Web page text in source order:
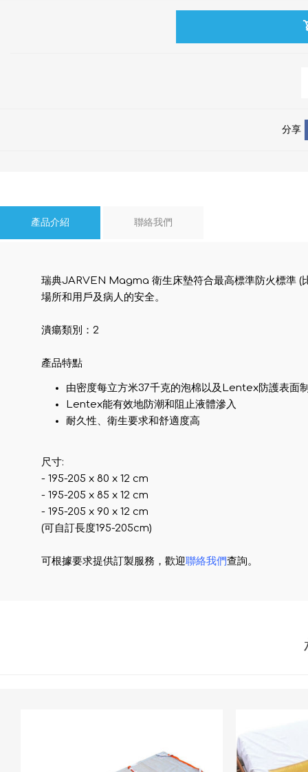
分享
產品介紹 聯絡我們
瑞典JARVEN Magma 衛生床墊符合最高標準防火標準 (
場所和用戶及病人的安全。
潰瘍類別：2
產品特點
由密度每立方米37千克的泡棉以及Lentex防護表面
Lentex能有效地防潮和阻止液體滲入
耐久性、衛生要求和舒適度高
尺寸:
- 195-205 x 80 x 12 cm
- 195-205 x 85 x 12 cm
- 195-205 x 90 x 12 cm
(可自訂長度195-205cm)
可根據要求提供訂製服務，歡迎聯絡我們查詢。